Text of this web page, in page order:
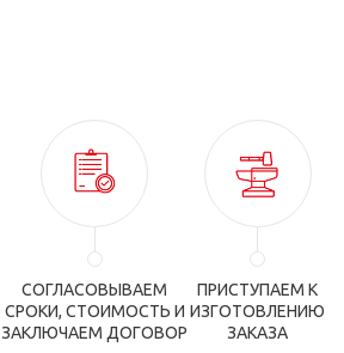
СОГЛАСОВЫВАЕМ
СРОКИ, СТОИМОСТЬ И
ЗАКЛЮЧАЕМ ДОГОВОР
ПРИСТУПАЕМ К
ИЗГОТОВЛЕНИЮ
ЗАКАЗА